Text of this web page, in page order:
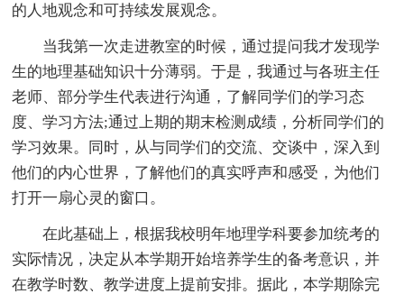
的人地观念和可持续发展观念。
当我第一次走进教室的时候，通过提问我才发现学
生的地理基础知识十分薄弱。于是，我通过与各班主任
老师、部分学生代表进行沟通，了解同学们的学习态
度、学习方法;通过上期的期末检测成绩，分析同学们的
学习效果。同时，从与同学们的交流、交谈中，深入到
他们的内心世界，了解他们的真实呼声和感受，为他们
打开一扇心灵的窗口。
在此基础上，根据我校明年地理学科要参加统考的
实际情况，决定从本学期开始培养学生的备考意识，并
在教学时数、教学进度上提前安排。据此，本学期除完